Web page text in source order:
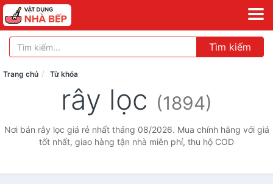
Tìm kiếm
Trang chủ Từ khóa
rây lọc (1894)
Nơi bán rây lọc giá rẻ nhất tháng 08/2026. Mua chính hãng với giá
tốt nhất, giao hàng tận nhà miễn phí, thu hộ COD